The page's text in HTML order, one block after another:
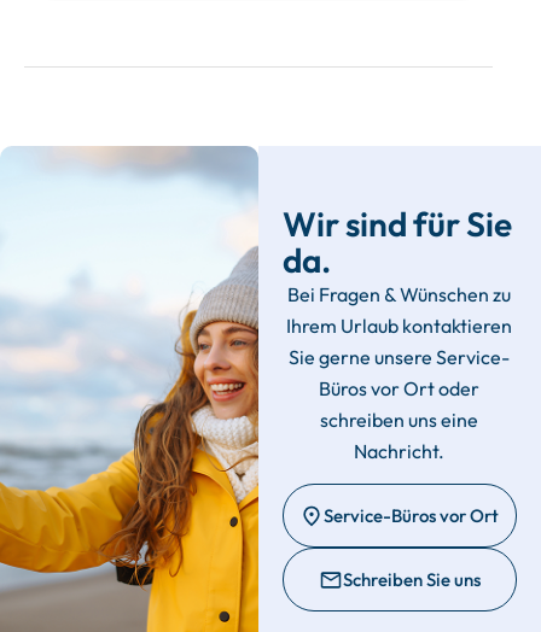
Wir sind für Sie
da.
Bei Fragen & Wünschen zu
Ihrem Urlaub kontaktieren
Sie gerne unsere Service-
Büros vor Ort oder
schreiben uns eine
Nachricht.
Service-Büros vor Ort
Schreiben Sie uns